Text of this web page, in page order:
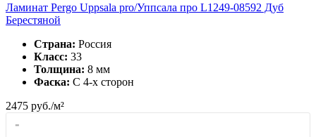
Ламинат Pergo Uppsala pro/Уппсала про L1249-08592 Дуб
Берестяной
Страна: Россия
Класс: 33
Толщина: 8 мм
Фаска: С 4-x сторон
2475 руб./м²
-